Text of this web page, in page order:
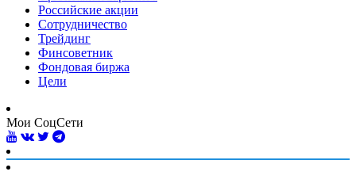
Российские акции
Сотрудничество
Трейдинг
Финсоветник
Фондовая биржа
Цели
Мои СоцСети